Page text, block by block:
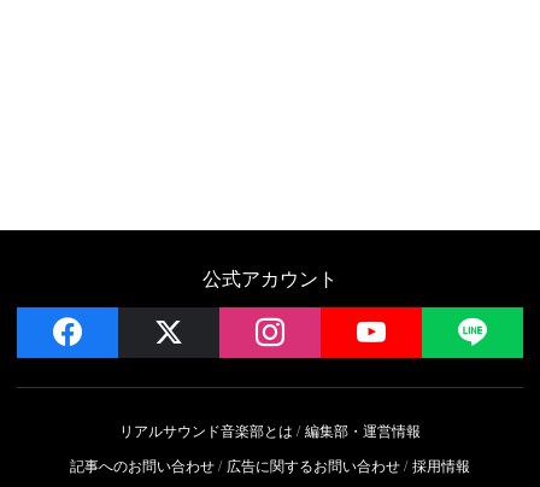
公式アカウント
facebook instagram YouTube
リアルサウンド音楽部とは
編集部・運営情報
記事へのお問い合わせ
広告に関するお問い合わせ 採用情報